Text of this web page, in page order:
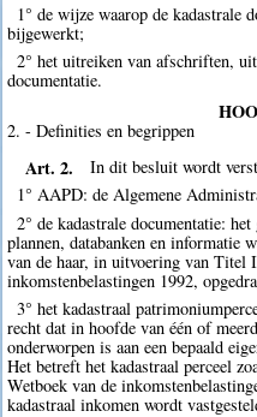
1° de wijze waarop de kadastrale
bijgewerkt;
2° het uitreiken van afschriften,
documentatie.
2. - Definities en begrippen
Art. 2.
In dit besluit wordt
1° AAPD: de Algemene
2° de kadastrale documentatie:
plannen, databanken en informatie
van de haar, in uitvoering van Titel
inkomstenbelastingen 1992,
3° het kadastraal
recht dat in hoofde van één of
onderworpen is aan een bepaald
Het betreft het kadastraal perceel
Wetboek van de
kadastraal inkomen wordt